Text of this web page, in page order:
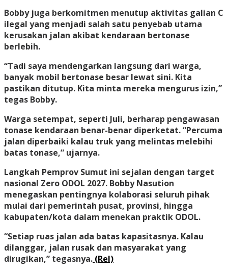
Bobby juga berkomitmen menutup aktivitas galian C
ilegal yang menjadi salah satu penyebab utama
kerusakan jalan akibat kendaraan bertonase
berlebih.
“Tadi saya mendengarkan langsung dari warga,
banyak mobil bertonase besar lewat sini. Kita
pastikan ditutup. Kita minta mereka mengurus izin,”
tegas Bobby.
Warga setempat, seperti Juli, berharap pengawasan
tonase kendaraan benar-benar diperketat. “Percuma
jalan diperbaiki kalau truk yang melintas melebihi
batas tonase,” ujarnya.
Langkah Pemprov Sumut ini sejalan dengan target
nasional Zero ODOL 2027. Bobby Nasution
menegaskan pentingnya kolaborasi seluruh pihak
mulai dari pemerintah pusat, provinsi, hingga
kabupaten/kota dalam menekan praktik ODOL.
“Setiap ruas jalan ada batas kapasitasnya. Kalau
dilanggar, jalan rusak dan masyarakat yang
dirugikan,” tegasnya. (Rel)